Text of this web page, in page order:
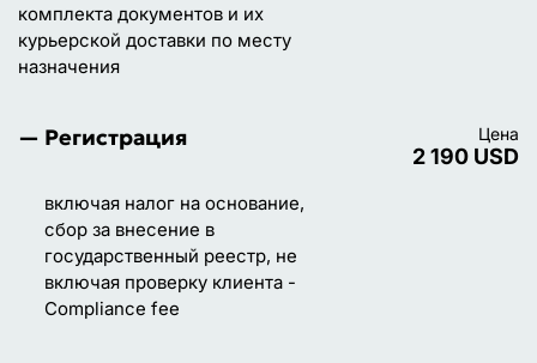
комплекта документов и их
курьерской доставки по месту
назначения
— Регистрация Цена
2 190 USD
включая налог на основание,
сбор за внесение в
государственный реестр, не
включая проверку клиента -
Compliance fee